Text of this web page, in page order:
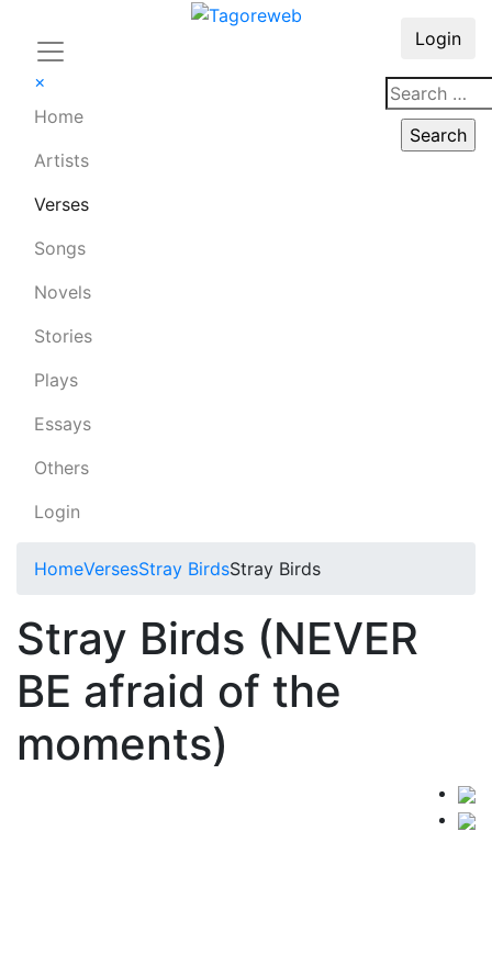
×
Home
Artists
Verses
Songs
Novels
Stories
Plays
Essays
Others
Login
Login
HomeVersesStray BirdsStray Birds
Stray Birds (NEVER
BE afraid of the
moments)